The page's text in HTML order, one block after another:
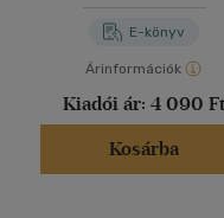
E-könyv
Árinformációk
Kiadói ár: 4 090 Ft
Kosárba